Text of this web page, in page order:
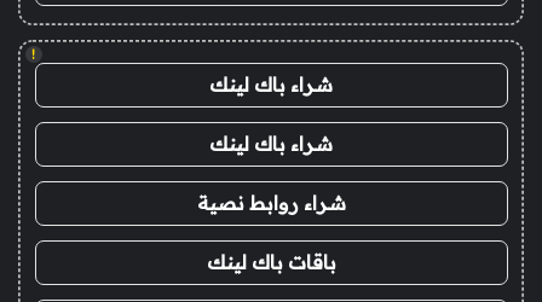
!
شراء باك لينك
شراء باك لينك
شراء روابط نصية
باقات باك لينك